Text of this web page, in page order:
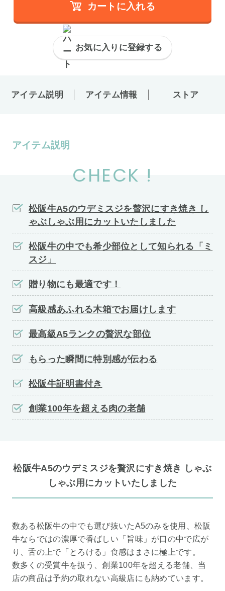
カートに入れる
お気に入りに登録する
アイテム説明 アイテム情報 ストア
アイテム説明
CHECK !
松阪牛A5のウデミスジを贅沢にすき焼き し
ゃぶしゃぶ用にカットいたしました
松阪牛の中でも希少部位として知られる「ミ
スジ」
贈り物にも最適です！
高級感あふれる木箱でお届けします
最高級A5ランクの贅沢な部位
もらった瞬間に特別感が伝わる
松阪牛証明書付き
創業100年を超える肉の老舗
松阪牛A5のウデミスジを贅沢にすき焼き しゃぶ
しゃぶ用にカットいたしました
数ある松阪牛の中でも選び抜いたA5のみを使用、松阪
牛ならではの濃厚で香ばしい「旨味」が口の中で広が
り、舌の上で「とろける」食感はまさに極上です。
数多くの受賞牛を扱う、創業100年を超える老舗、当
店の商品は予約の取れない高級店にも納めています。